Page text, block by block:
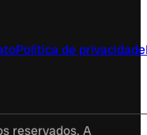
Política de privacidade
reservados. A